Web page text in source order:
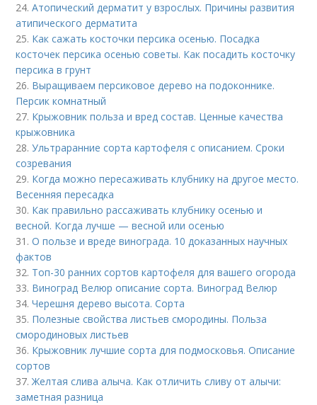
24.Атопический дерматит у взрослых. Причины развития
атипического дерматита
25. Как сажать косточки персика осенью. Посадка
косточек персика осенью советы. Как посадить косточку
персика в грунт
26. Выращиваем персиковое дерево на подоконнике.
Персик комнатный
27. Крыжовник польза и вред состав. Ценные качества
крыжовника
28.Ультраранние сорта картофеля с описанием. Сроки
созревания
29. Когда можно пересаживать клубнику на другое место.
Весенняя пересадка
30. Как правильно рассаживать клубнику осенью и
весной. Когда лучше — весной или осенью
31.О пользе и вреде винограда. 10 доказанных научных
фактов
32. Топ-30 ранних сортов картофеля для вашего огорода
33. Виноград Велюр описание сорта. Виноград Велюр
34.Черешня дерево высота. Сорта
35. Полезные свойства листьев смородины. Польза
смородиновых листьев
36. Крыжовник лучшие сорта для подмосковья. Описание
сортов
37.Желтая слива алыча. Как отличить сливу от алычи:
заметная разница